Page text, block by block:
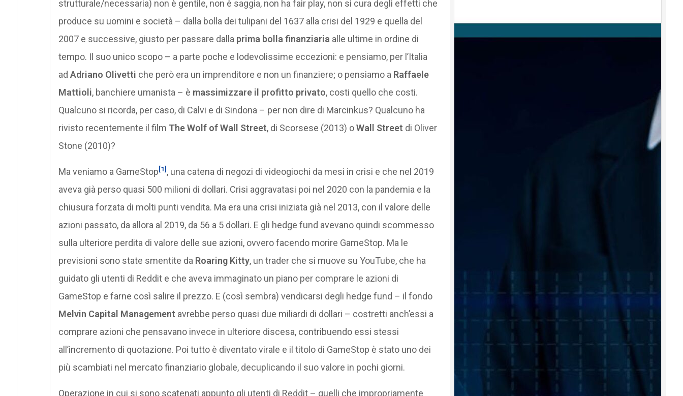
strutturale/necessaria) non è gentile, non è saggia, non ha fair play, non si cura degli effetti che
produce su uomini e società – dalla bolla dei tulipani del 1637 alla crisi del 1929 e quella del
2007 e successive, giusto per passare dalla prima bolla finanziaria alle ultime in ordine di
tempo. Il suo unico scopo – a parte poche e lodevolissime eccezioni: e pensiamo, per l’Italia
ad Adriano Olivetti che però era un imprenditore e non un finanziere; o pensiamo a Raffaele
Mattioli, banchiere umanista – è massimizzare il profitto privato, costi quello che costi.
Qualcuno si ricorda, per caso, di Calvi e di Sindona – per non dire di Marcinkus? Qualcuno ha
rivisto recentemente il film The Wolf of Wall Street, di Scorsese (2013) oWall Street di Oliver
Stone (2010)?
Ma veniamo a GameStop[1] , una catena di negozi di videogiochi da mesi in crisi e che nel 2019
aveva già perso quasi 500 milioni di dollari. Crisi aggravatasi poi nel 2020 con la pandemia e la
chiusura forzata di molti punti vendita. Ma era una crisi iniziata già nel 2013, con il valore delle
azioni passato, da allora al 2019, da 56 a 5 dollari. E gli hedge fund avevano quindi scommesso
sulla ulteriore perdita di valore delle sue azioni, ovvero facendo morire GameStop. Ma le
previsioni sono state smentite da Roaring Kitty, un trader che si muove su YouTube, che ha
guidato gli utenti di Reddit e che aveva immaginato un piano per comprare le azioni di
GameStop e farne così salire il prezzo. E (così sembra) vendicarsi degli hedge fund – il fondo
Melvin Capital Management avrebbe perso quasi due miliardi di dollari – costretti anch’essi a
comprare azioni che pensavano invece in ulteriore discesa, contribuendo essi stessi
all’incremento di quotazione. Poi tutto è diventato virale e il titolo di GameStop è stato uno dei
più scambiati nel mercato finanziario globale, decuplicando il suo valore in pochi giorni.
Operazione in cui si sono scatenati appunto gli utenti di Reddit – quelli che impropriamente